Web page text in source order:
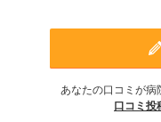
あなたの口コミが病
口コミ投